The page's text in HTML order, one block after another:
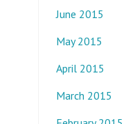
June 2015
May 2015
April 2015
March 2015